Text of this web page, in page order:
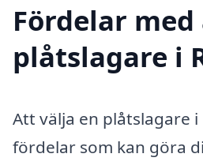
Fördelar
plåtslagare i
Att välja en plåtslagare
fördelar som kan göra